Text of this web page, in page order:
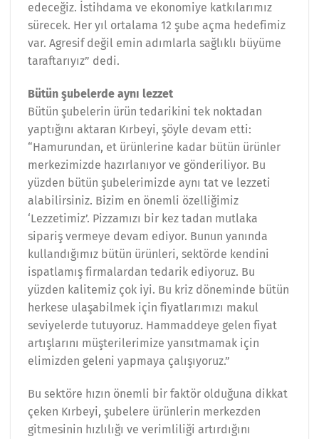
edeceğiz. İstihdama ve ekonomiye katkılarımız
sürecek. Her yıl ortalama 12 şube açma hedefimiz
var. Agresif değil emin adımlarla sağlıklı büyüme
taraftarıyız” dedi.
Bütün şubelerde aynı lezzet
Bütün şubelerin ürün tedarikini tek noktadan
yaptığını aktaran Kırbeyi, şöyle devam etti:
“Hamurundan, et ürünlerine kadar bütün ürünler
merkezimizde hazırlanıyor ve gönderiliyor. Bu
yüzden bütün şubelerimizde aynı tat ve lezzeti
alabilirsiniz. Bizim en önemli özelliğimiz
‘Lezzetimiz’. Pizzamızı bir kez tadan mutlaka
sipariş vermeye devam ediyor. Bunun yanında
kullandığımız bütün ürünleri, sektörde kendini
ispatlamış firmalardan tedarik ediyoruz. Bu
yüzden kalitemiz çok iyi. Bu kriz döneminde bütün
herkese ulaşabilmek için fiyatlarımızı makul
seviyelerde tutuyoruz. Hammaddeye gelen fiyat
artışlarını müşterilerimize yansıtmamak için
elimizden geleni yapmaya çalışıyoruz.”
Bu sektöre hızın önemli bir faktör olduğuna dikkat
çeken Kırbeyi, şubelere ürünlerin merkezden
gitmesinin hızlılığı ve verimliliği artırdığını